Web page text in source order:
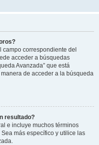
correspondiente del
acceder a búsquedas
Avanzada” que está
de acceder a la búsqueda
resultado?
e incluye muchos términos
más específico y utilice las